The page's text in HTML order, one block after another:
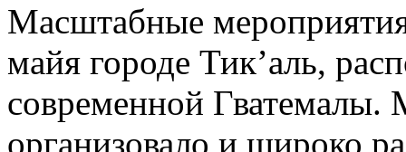
Масштабные
майя городе Тик’аль,
современной Гватемалы.
организовало и широко